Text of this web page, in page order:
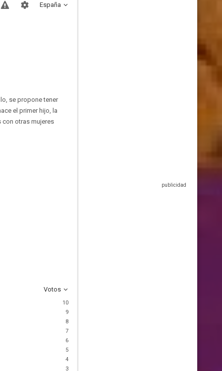
España
se propone tener
el primer hijo, la
con otras mujeres
Votos
10
9
8
7
6
5
4
3